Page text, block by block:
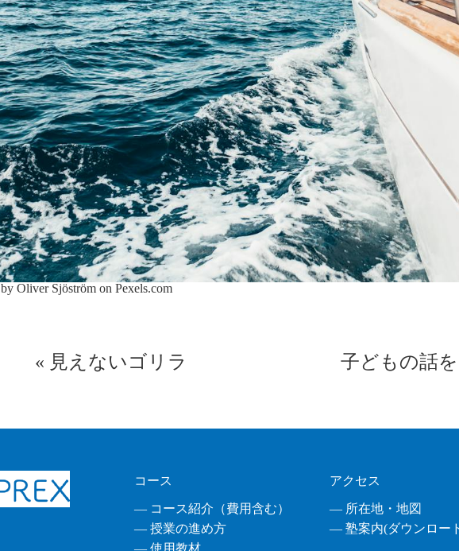
Oliver Sjöström on Pexels.com
« 見えないゴリラ 子どもの話を
コース
― コース紹介（費用含む）
― 授業の進め方
― 使用教材
アクセス
― 所在地・地図
― 塾案内(ダウンロー